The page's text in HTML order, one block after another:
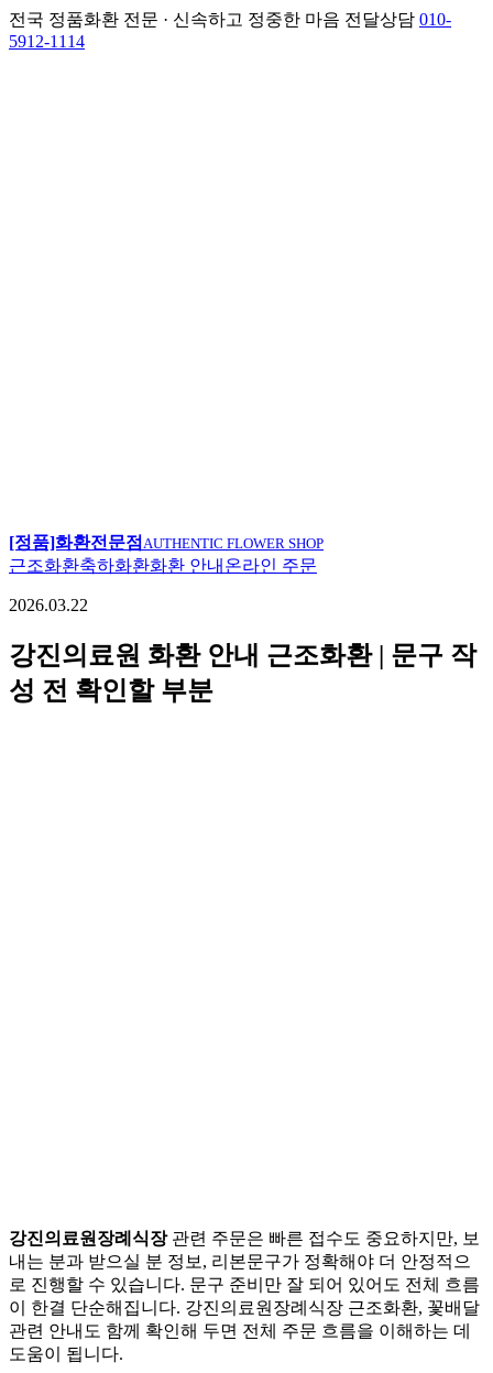
전국 정품화환 전문 · 신속하고 정중한 마음 전달상담 010-
5912-1114
[정품]화환전문점 AUTHENTIC FLOWER SHOP
근조화환축하화환화환 안내 온라인 주문
2026.03.22
강진의료원 화환 안내 근조화환 | 문구 작
성 전 확인할 부분
강진의료원장례식장관련 주문은 빠른 접수도 중요하지만, 보
내는 분과 받으실 분 정보, 리본문구가 정확해야 더 안정적으
로 진행할 수 있습니다. 문구 준비만 잘 되어 있어도 전체 흐름
이 한결 단순해집니다. 강진의료원장례식장 근조화환, 꽃배달
관련 안내도 함께 확인해 두면 전체 주문 흐름을 이해하는 데
도움이 됩니다.